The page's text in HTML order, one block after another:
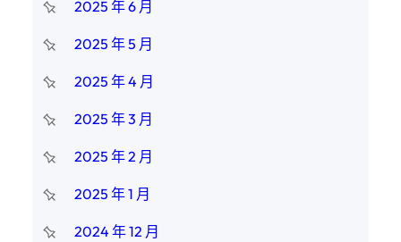
2025 年 6 月
2025 年 5 月
2025 年 4 月
2025 年 3 月
2025 年 2 月
2025 年 1 月
2024 年 12 月